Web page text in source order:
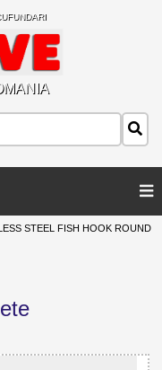
STEEL FISH HOOK ROUND